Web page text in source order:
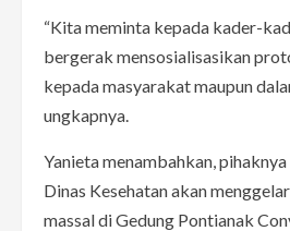
“Kita meminta kepada kader-
bergerak mensosialisasikan
kepada masyarakat maupun
ungkapnya.
Yanieta menambahkan,
Dinas Kesehatan akan
massal di Gedung Pontianak